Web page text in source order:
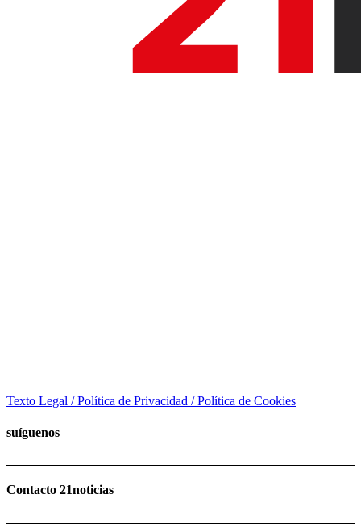
Texto Legal / Política de Privacidad / Política de Cookies
suíguenos
Contacto 21noticias